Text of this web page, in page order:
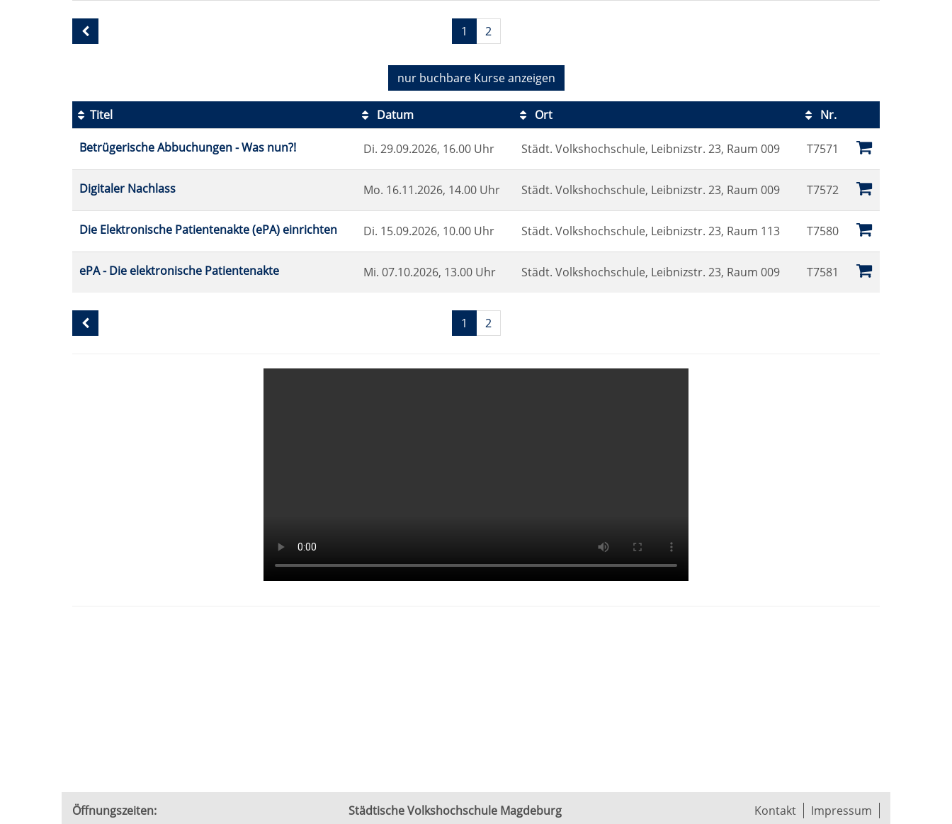
Seite
1
1 2
nur buchbareKurse anzeigen
Tabellenüberschriften
können
sortiert
werden.
Titel Datum Ort
Nr.
Kursstatus
Betrügerische Abbuchungen - Was nun?!
Di. 29.09.2026, 16.00 Uhr Städt. Volkshochschule, Leibnizstr. 23, Raum 009 T7571
Digitaler Nachlass Mo. 16.11.2026, 14.00 Uhr Städt. Volkshochschule, Leibnizstr. 23, Raum 009 T7572
Die Elektronische Patientenakte (ePA) einrichten Di. 15.09.2026, 10.00 Uhr Städt. Volkshochschule, Leibnizstr. 23, Raum 113 T7580
ePA - Die elektronische Patientenakte Mi. 07.10.2026, 13.00 Uhr Städt. Volkshochschule, Leibnizstr. 23, Raum 009 T7581
Seite
1
Seiten
blättern
1 2
Öffnungszeiten: Städtische Volkshochschule Magdeburg Kontakt Impressum